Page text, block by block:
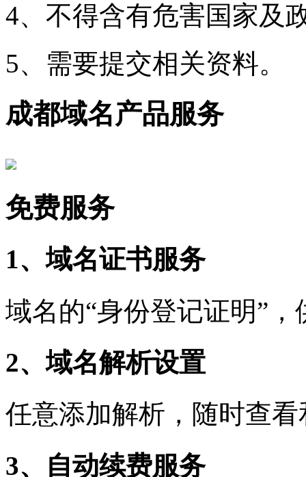
4、不得含有危害国家及
5、需要提交相关资料。
成都域名产品服务
免费服务
1、域名证书服务
域名的“身份登记证明”
2、域名解析设置
任意添加解析，随时查
3、自动续费服务